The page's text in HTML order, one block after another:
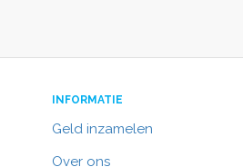
INFORMATIE
Geld inzamelen
Over ons